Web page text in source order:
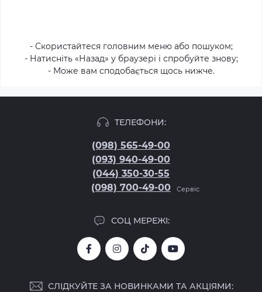
- Скористайтеся головним меню або пошуком;
- Натисніть «Назад» у браузері і спробуйте знову;
- Може вам сподобається щось нижче.
ТЕЛЕФОНИ:
(098) 565-49-00
(093) 940-49-00
(044) 350-30-55
(098) 700-49-00
Сервіс
СОЦ МЕРЕЖІ:
СЛІДКУЙТЕ ЗА НОВИНКАМИ ТА АКЦІЯМИ: